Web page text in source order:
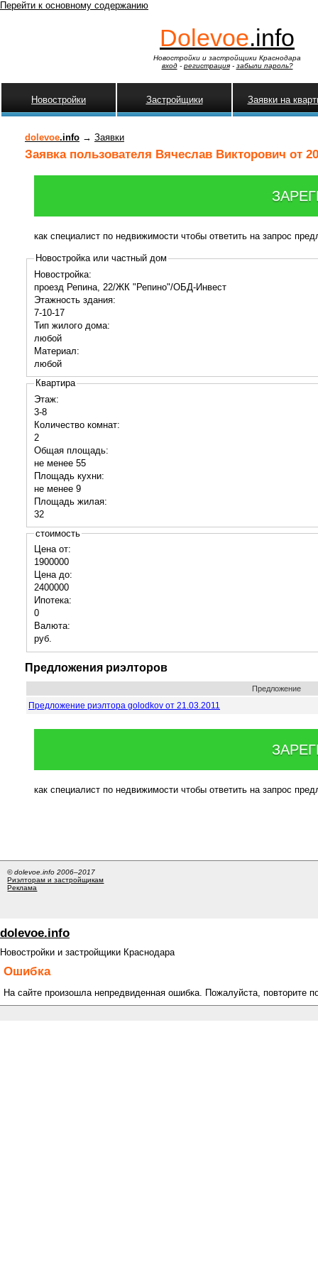
Перейти к основному содержанию
Dolevoe.info
Новостройки и застройщики Краснодара
вход- регистрация- забыли пароль?
Новостройки Застройщики Заявки на
dolevoe.info → Заявки
Заявка пользователя Вячеслав Викторович от
как специалист по недвижимости чтобы ответить на запрос
Новостройка или частный дом
Новостройка:
проезд Репина, 22/ЖК "Репино"/ОБД-Инвест
Этажность здания:
7-10-17
Тип жилого дома:
любой
Материал:
любой
Квартира
Этаж:
3-8
Количество комнат:
2
Общая площадь:
не менее 55
Площадь кухни:
не менее 9
Площадь жилая:
32
стоимость
Цена от:
1900000
Цена до:
2400000
Ипотека:
0
Валюта:
руб.
Предложения риэлторов
Предложение
Предложение риэлтора golodkov от 21.03.2011
как специалист по недвижимости чтобы ответить на запрос
© dolevoe.info 2006–2017
Риэлторам и застройщикам
Реклама
dolevoe.info
Новостройки и застройщики Краснодара
Ошибка
На сайте произошла непредвиденная ошибка. Пожалуйста, повторите